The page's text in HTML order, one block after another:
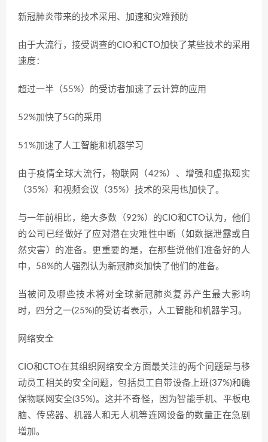
新冠肺炎带来的技术采用、加速和灾难预防
由于大流行，接受调查的CIO和CTO加快了某些技术的采用
速度：
超过一半（55%）的受访者加速了云计算的应用
52%加快了5G的采用
51%加速了人工智能和机器学习
由于疫情全球大流行，物联网（42%）、增强和虚拟现实
（35%）和视频会议（35%）技术的采用也加快了。
与一年前相比，绝大多数（92%）的CIO和CTO认为，他们
的公司已经做好了应对潜在灾难性中断（如数据泄露或自
然灾害）的准备。更重要的是，在那些说他们准备好的人
中，58%的人强烈认为新冠肺炎加快了他们的准备。
当被问及哪些技术将对全球新冠肺炎复苏产生最大影响
时，四分之一(25%)的受访者表示，人工智能和机器学习。
网络安全
CIO和CTO在其组织网络安全方面最关注的两个问题是与移
动员工相关的安全问题，包括员工自带设备上班(37%)和确
保物联网安全(35%)。这并不奇怪，因为智能手机、平板电
脑、传感器、机器人和无人机等连网设备的数量正在急剧
增加。